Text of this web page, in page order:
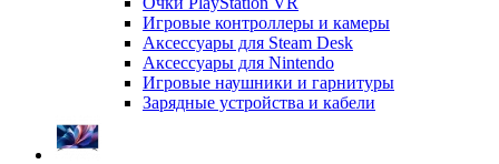
Игровые контроллеры и камеры
Аксессуары для Steam Desk
Аксессуары для Nintendo
Игровые наушники и гарнитуры
Зарядные устройства и кабели